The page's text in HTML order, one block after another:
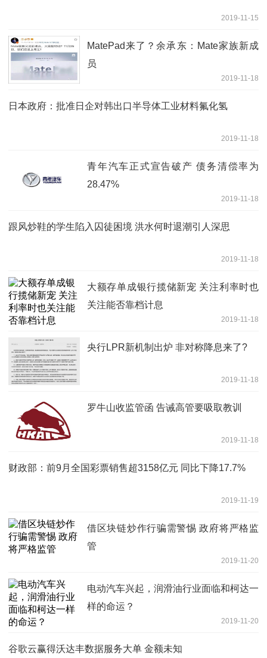
2019-11-15
MatePad来了？余承东：Mate家族新成
员
2019-11-18
日本政府：批准日企对韩出口半导体工业材料氟化氢
2019-11-18
青年汽车正式宣告破产 债务清偿率为
28.47%
2019-11-18
跟风炒鞋的学生陷入囚徒困境 洪水何时退潮引人深思
2019-11-18
大额存单成银行揽储新宠 关注利率时也
关注能否靠档计息
2019-11-18
央行LPR新机制出炉 非对称降息来了?
2019-11-18
罗牛山收监管函 告诫高管要吸取教训
2019-11-18
财政部：前9月全国彩票销售超3158亿元 同比下降17.7%
2019-11-19
借区块链炒作行骗需警惕 政府将严格监
管
2019-11-20
电动汽车兴起，润滑油行业面临和柯达一
样的命运？
2019-11-20
谷歌云赢得沃达丰数据服务大单 金额未知